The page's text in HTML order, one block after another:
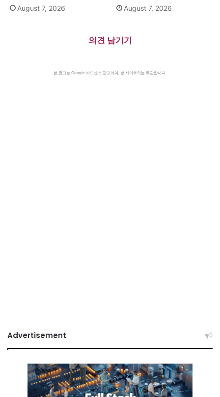
August 7, 2026 August 7, 2026
의견 남기기
본 광고는 Google 애드센스 광고이며, 본 사이트와는 무관합니다.
Advertisement